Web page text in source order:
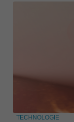
TECHNOLOGIE